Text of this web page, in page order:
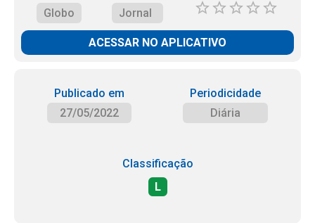
Globo
Jornal
ACESSAR NO APLICATIVO
Publicado em
27/05/2022
Periodicidade
Diária
Classificação
L